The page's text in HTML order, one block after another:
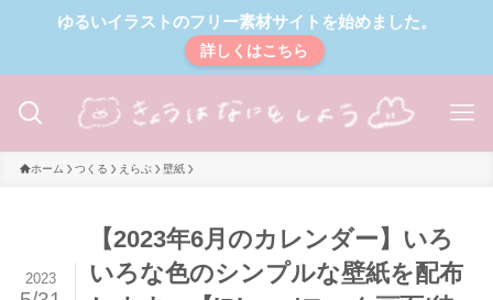
ゆるいイラストのフリー素材サイトを始めました。
詳しくはこちら
ホーム つくる えらぶ 壁紙
【2023年6月のカレンダー】いろ
いろな色のシンプルな壁紙を配布
2023